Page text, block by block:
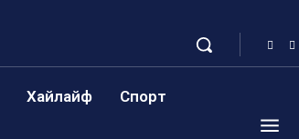
Хайлайф Спорт